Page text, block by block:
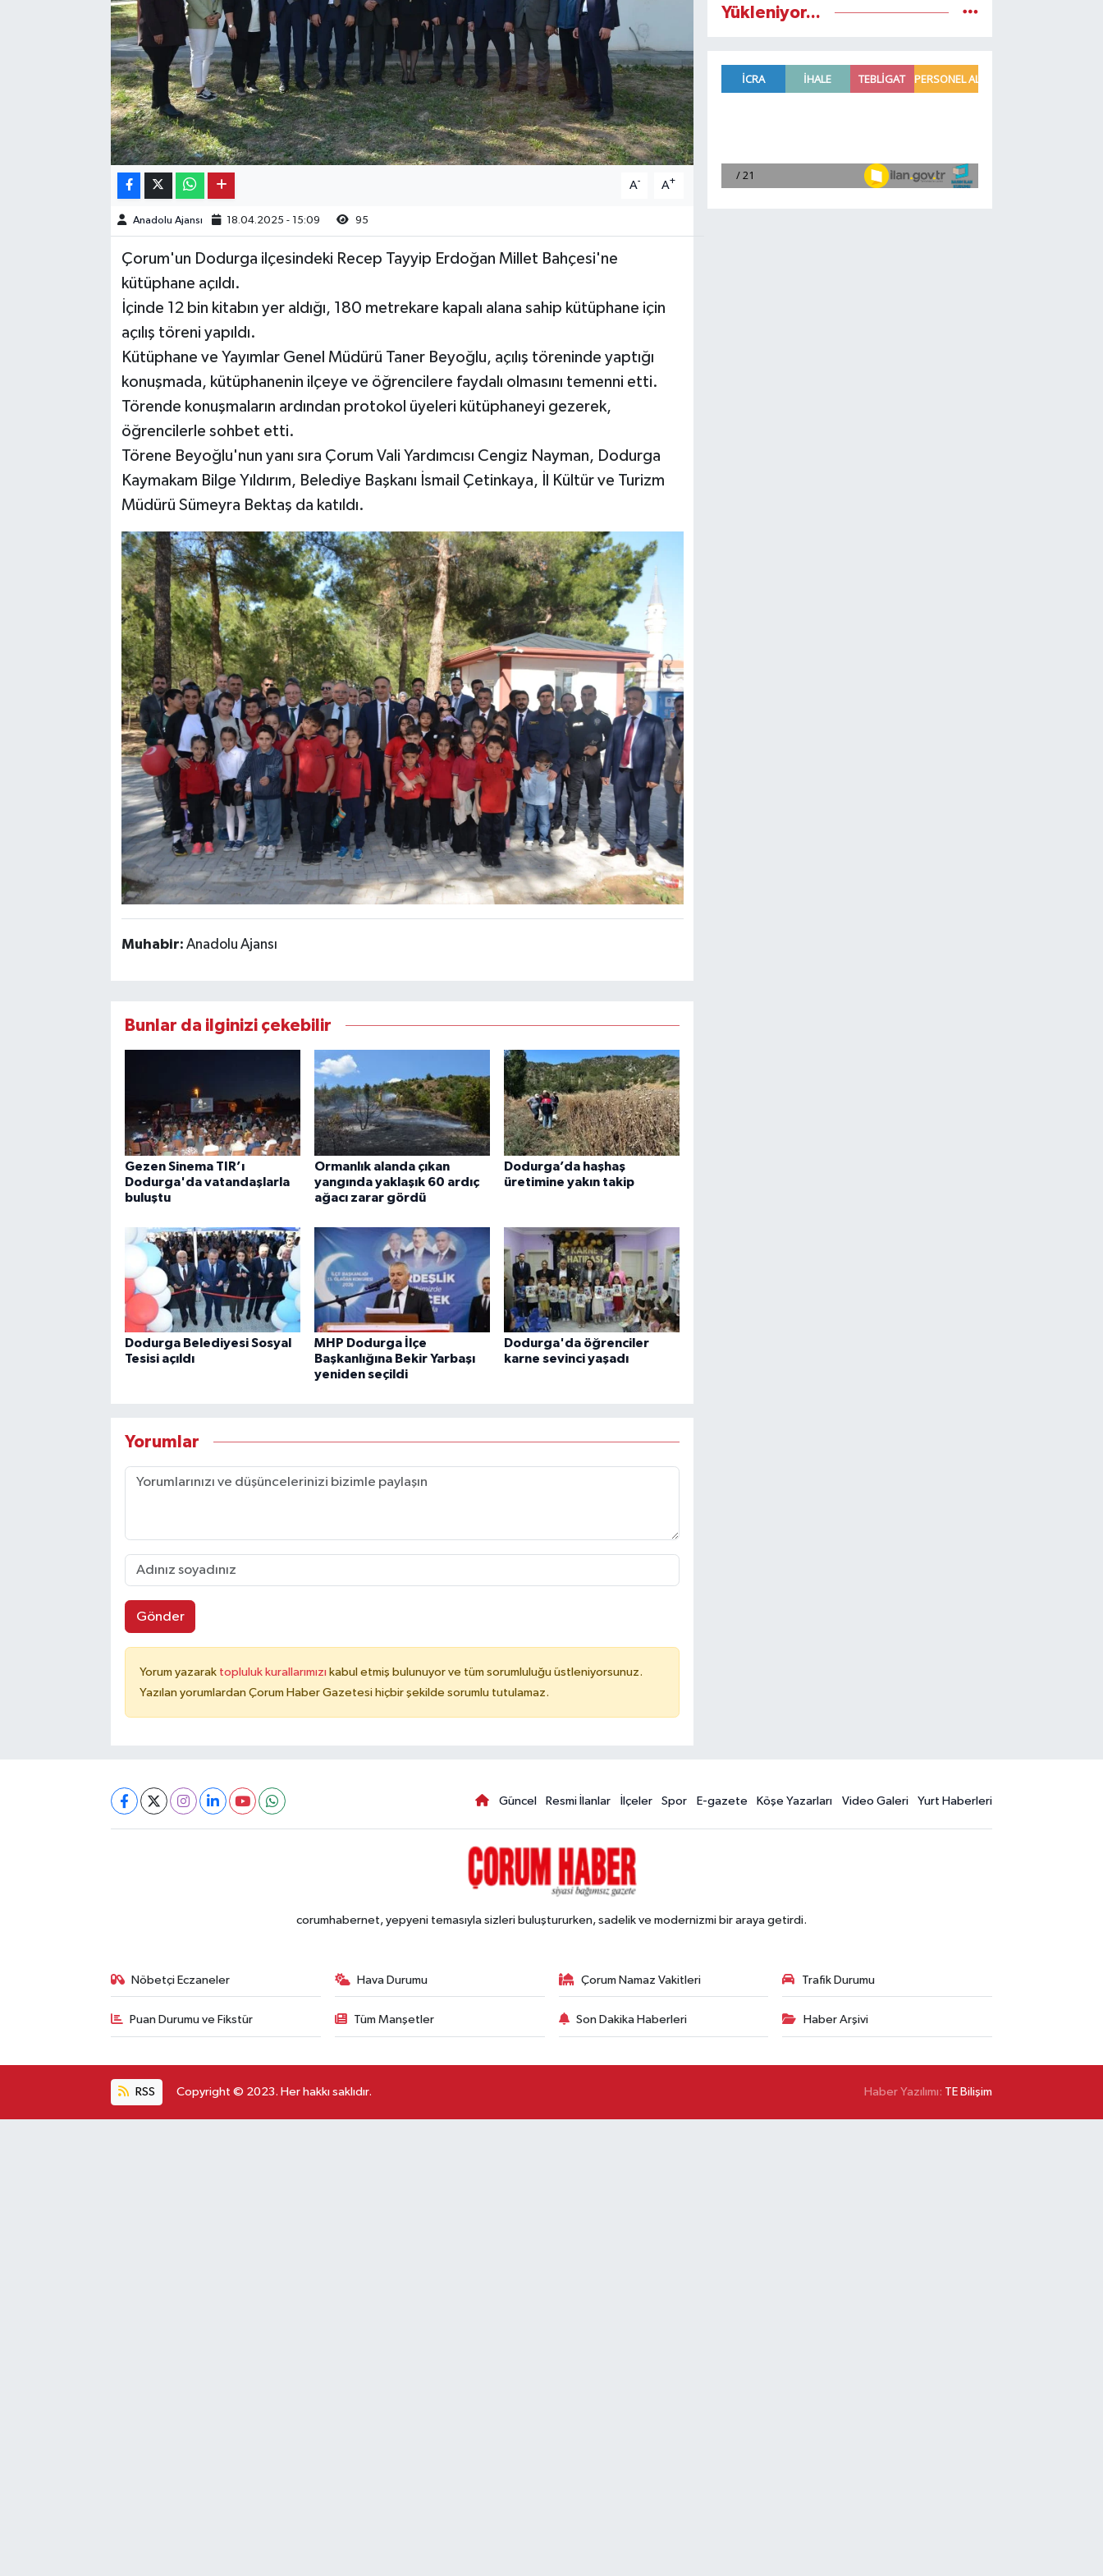
A- A+
Anadolu Ajansı 18.04.2025 - 15:09 95
Çorum'un Dodurga ilçesindeki Recep Tayyip Erdoğan Millet Bahçesi'ne
kütüphane açıldı.
İçinde 12 bin kitabın yer aldığı, 180 metrekare kapalı alana sahip kütüphane için
açılış töreni yapıldı.
Kütüphane ve Yayımlar Genel Müdürü Taner Beyoğlu, açılış töreninde yaptığı
konuşmada, kütüphanenin ilçeye ve öğrencilere faydalı olmasını temenni etti.
Törende konuşmaların ardından protokol üyeleri kütüphaneyi gezerek,
öğrencilerle sohbet etti.
Törene Beyoğlu'nun yanı sıra Çorum Vali Yardımcısı Cengiz Nayman, Dodurga
Kaymakam Bilge Yıldırım, Belediye Başkanı İsmail Çetinkaya, İl Kültür ve Turizm
Müdürü Sümeyra Bektaş da katıldı.
Muhabir: Anadolu Ajansı
Bunlar da ilginizi çekebilir
Gezen Sinema TIR’ı
Dodurga'da vatandaşlarla
buluştu
Ormanlık alanda çıkan
yangında yaklaşık 60 ardıç
ağacı zarar gördü
Dodurga’da haşhaş
üretimine yakın takip
Dodurga Belediyesi Sosyal
Tesisi açıldı
MHP Dodurga İlçe
Başkanlığına Bekir Yarbaşı
yeniden seçildi
Dodurga'da öğrenciler
karne sevinci yaşadı
Yorumlar
Gönder
Yorum yazarak topluluk kurallarımızı kabul etmiş bulunuyor ve tüm sorumluluğu üstleniyorsunuz.
Yazılan yorumlardan Çorum Haber Gazetesi hiçbir şekilde sorumlu tutulamaz.
Yükleniyor...
Güncel Resmi İlanlar İlçeler Spor E-gazete Köşe Yazarları Video Galeri Yurt Haberleri
corumhabernet, yepyeni temasıyla sizleri buluştururken, sadelik ve modernizmi bir araya getirdi.
Nöbetçi Eczaneler Hava Durumu Çorum Namaz Vakitleri Trafik Durumu
Puan Durumu ve Fikstür Tüm Manşetler Son Dakika Haberleri Haber Arşivi
RSS Copyright © 2023. Her hakkı saklıdır. Haber Yazılımı: TE Bilişim
Osmancık